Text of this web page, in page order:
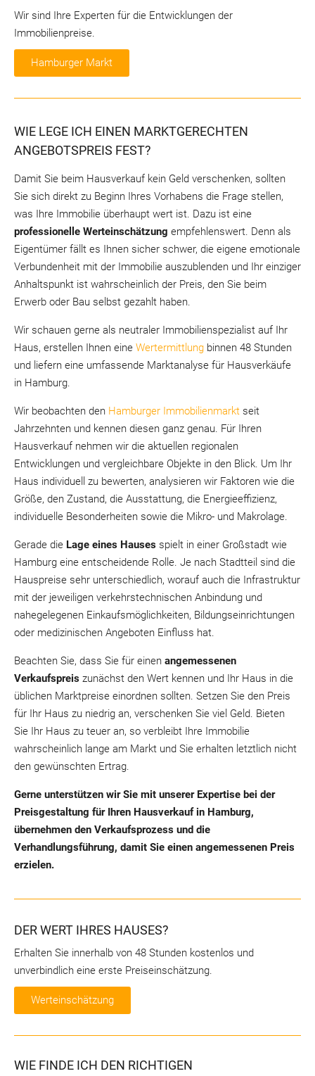
Wir sind Ihre Experten für die Entwicklungen der
Immobilienpreise.
Hamburger Markt
WIE LEGE ICH EINEN MARKTGERECHTEN
ANGEBOTSPREIS FEST?
Damit Sie beim Hausverkauf kein Geld verschenken, sollten
Sie sich direkt zu Beginn Ihres Vorhabens die Frage stellen,
was Ihre Immobilie überhaupt wert ist. Dazu ist eine
professionelle Werteinschätzung empfehlenswert. Denn als
Eigentümer fällt es Ihnen sicher schwer, die eigene emotionale
Verbundenheit mit der Immobilie auszublenden und Ihr einziger
Anhaltspunkt ist wahrscheinlich der Preis, den Sie beim
Erwerb oder Bau selbst gezahlt haben.
Wir schauen gerne als neutraler Immobilienspezialist auf Ihr
Haus, erstellen Ihnen eine Wertermittlung binnen 48 Stunden
und liefern eine umfassende Marktanalyse für Hausverkäufe
in Hamburg.
Wir beobachten den Hamburger Immobilienmarkt seit
Jahrzehnten und kennen diesen ganz genau. Für Ihren
Hausverkauf nehmen wir die aktuellen regionalen
Entwicklungen und vergleichbare Objekte in den Blick. Um Ihr
Haus individuell zu bewerten, analysieren wir Faktoren wie die
Größe, den Zustand, die Ausstattung, die Energieeffizienz,
individuelle Besonderheiten sowie die Mikro- und Makrolage.
Gerade die Lage eines Hauses spielt in einer Großstadt wie
Hamburg eine entscheidende Rolle. Je nach Stadtteil sind die
Hauspreise sehr unterschiedlich, worauf auch die Infrastruktur
mit der jeweiligen verkehrstechnischen Anbindung und
nahegelegenen Einkaufsmöglichkeiten, Bildungseinrichtungen
oder medizinischen Angeboten Einfluss hat.
Beachten Sie, dass Sie für einen angemessenen
Verkaufspreis zunächst den Wert kennen und Ihr Haus in die
üblichen Marktpreise einordnen sollten. Setzen Sie den Preis
für Ihr Haus zu niedrig an, verschenken Sie viel Geld. Bieten
Sie Ihr Haus zu teuer an, so verbleibt Ihre Immobilie
wahrscheinlich lange am Markt und Sie erhalten letztlich nicht
den gewünschten Ertrag.
Gerne unterstützen wir Sie mit unserer Expertise bei der
Preisgestaltung für Ihren Hausverkauf in Hamburg,
übernehmen den Verkaufsprozess und die
Verhandlungsführung, damit Sie einen angemessenen Preis
erzielen.
DER WERT IHRES HAUSES?
Erhalten Sie innerhalb von 48 Stunden kostenlos und
unverbindlich eine erste Preiseinschätzung.
Werteinschätzung
WIE FINDE ICH DEN RICHTIGEN